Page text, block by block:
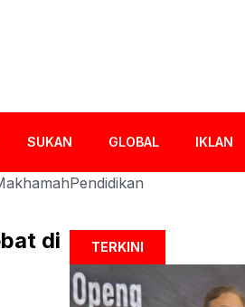
SUKAN GLOBAL IKLAN
Pendidikan
di
TERKINI